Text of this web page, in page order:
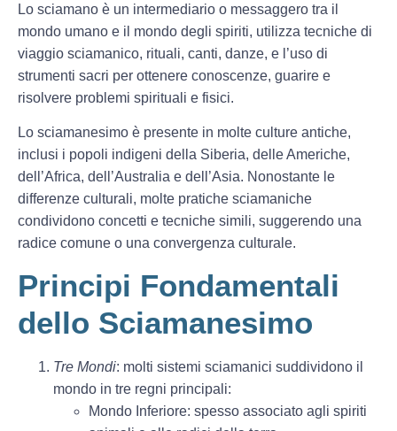
Lo sciamano è un intermediario o messaggero tra il
mondo umano e il mondo degli spiriti, utilizza tecniche di
viaggio sciamanico, rituali, canti, danze, e l’uso di
strumenti sacri per ottenere conoscenze, guarire e
risolvere problemi spirituali e fisici.
Lo sciamanesimo è presente in molte culture antiche,
inclusi i popoli indigeni della Siberia, delle Americhe,
dell’Africa, dell’Australia e dell’Asia. Nonostante le
differenze culturali, molte pratiche sciamaniche
condividono concetti e tecniche simili, suggerendo una
radice comune o una convergenza culturale.
Principi Fondamentali
dello Sciamanesimo
Tre Mondi: molti sistemi sciamanici suddividono il
mondo in tre regni principali:
Mondo Inferiore: spesso associato agli spiriti